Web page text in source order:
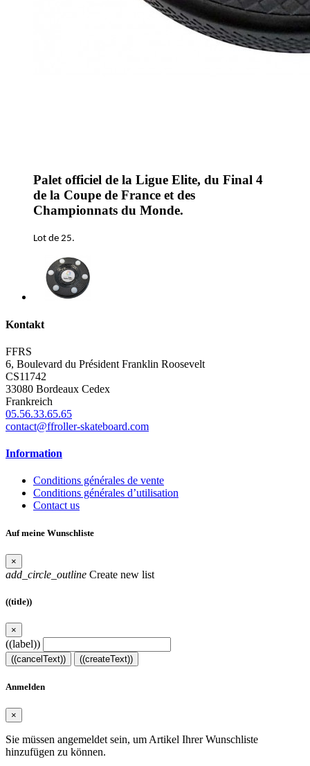
Palet officiel de la Ligue Elite, du Final 4
de la Coupe de France et des
Championnats du Monde.
Lot de 25.
Kontakt
FFRS
6, Boulevard du Président Franklin Roosevelt
CS11742
33080 Bordeaux Cedex
Frankreich
05.56.33.65.65
contact@ffroller-skateboard.com
Information
Conditions générales de vente
Conditions générales d’utilisation
Contact us
Auf meine Wunschliste
×
add_circle_outline Create new list
((title))
×
((label))
((cancelText)) ((createText))
Anmelden
×
Sie müssen angemeldet sein, um Artikel Ihrer Wunschliste
hinzufügen zu können.